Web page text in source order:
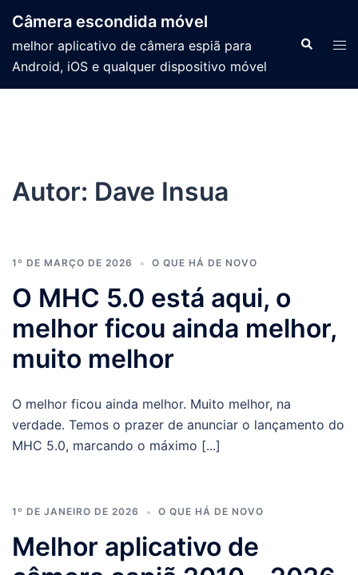
Câmera escondida móvel
melhor aplicativo de câmera espiã para
Android, iOS e qualquer dispositivo móvel
Autor: Dave Insua
1º DE MARÇO DE 2026 O QUE HÁ DE NOVO
O MHC 5.0 está aqui, o
melhor ficou ainda melhor,
muito melhor
O melhor ficou ainda melhor. Muito melhor, na
verdade. Temos o prazer de anunciar o lançamento do
MHC 5.0, marcando o máximo [...]
1º DE JANEIRO DE 2026 O QUE HÁ DE NOVO
Melhor aplicativo de